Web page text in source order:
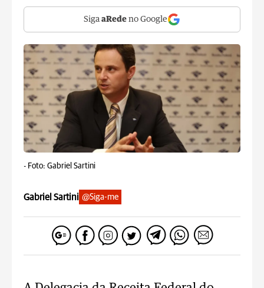
Siga aRede no Google
- Foto: Gabriel Sartini
Gabriel Sartini @Siga-me